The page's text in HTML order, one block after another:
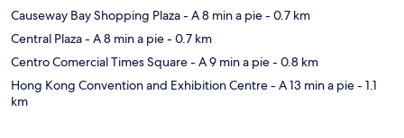
Causeway Bay Shopping Plaza- A 8 min a pie- 0.7 km
Central Plaza- A 8 min a pie- 0.7 km
Centro Comercial Times Square- A 9 min a pie- 0.8 km
Hong Kong Convention and Exhibition Centre- A 13 min a pie- 1.1
km